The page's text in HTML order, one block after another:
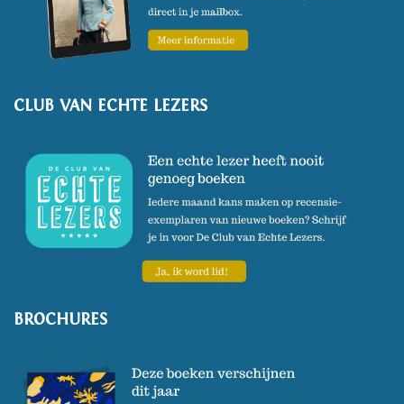
CLUB VAN ECHTE LEZERS
BROCHURES